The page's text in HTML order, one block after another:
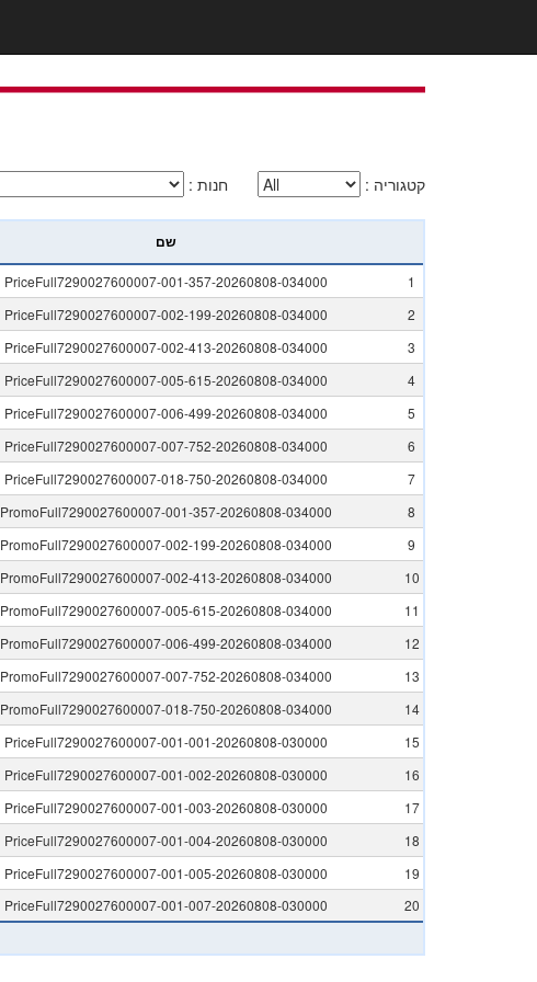
: חנות : קטגוריה
שם
PriceFull7290027600007-001-357-20260808-034000
1
PriceFull7290027600007-002-199-20260808-034000
2
PriceFull7290027600007-002-413-20260808-034000
3
PriceFull7290027600007-005-615-20260808-034000
4
PriceFull7290027600007-006-499-20260808-034000
5
PriceFull7290027600007-007-752-20260808-034000
6
PriceFull7290027600007-018-750-20260808-034000
7
PromoFull7290027600007-001-357-20260808-034000
8
PromoFull7290027600007-002-199-20260808-034000
9
PromoFull7290027600007-002-413-20260808-034000
10
PromoFull7290027600007-005-615-20260808-034000
11
PromoFull7290027600007-006-499-20260808-034000
12
PromoFull7290027600007-007-752-20260808-034000
13
PromoFull7290027600007-018-750-20260808-034000
14
PriceFull7290027600007-001-001-20260808-030000
15
PriceFull7290027600007-001-002-20260808-030000
16
PriceFull7290027600007-001-003-20260808-030000
17
PriceFull7290027600007-001-004-20260808-030000
18
PriceFull7290027600007-001-005-20260808-030000
19
PriceFull7290027600007-001-007-20260808-030000 20